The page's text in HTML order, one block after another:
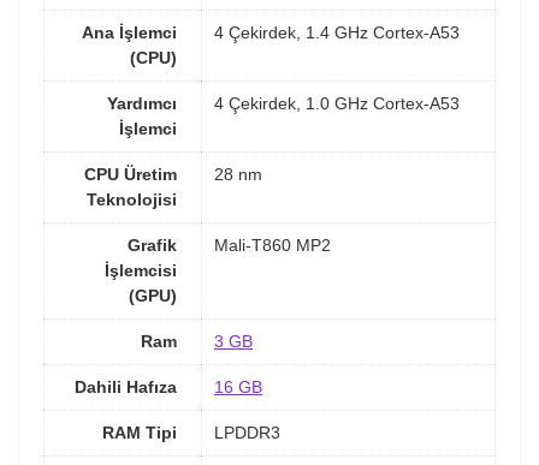
Ana İşlemci
(CPU)
4 Çekirdek, 1.4 GHz Cortex-A53
Yardımcı
İşlemci
4 Çekirdek, 1.0 GHz Cortex-A53
CPU Üretim
Teknolojisi
28 nm
Grafik
İşlemcisi
(GPU)
Mali-T860 MP2
Ram 3 GB
Dahili Hafıza 16 GB
RAM Tipi LPDDR3